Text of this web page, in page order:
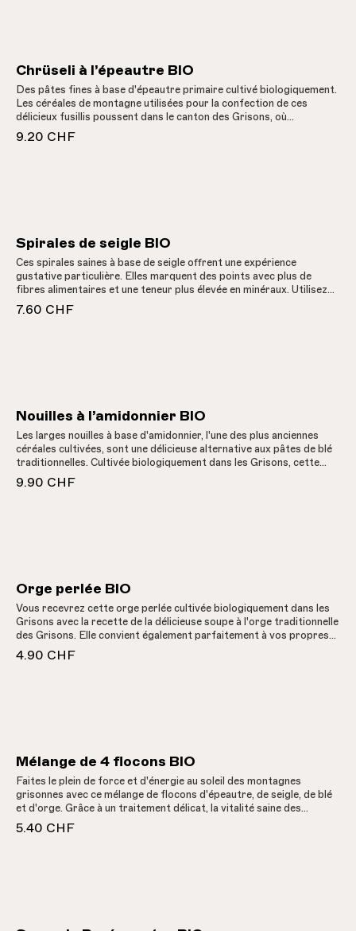
Chrüseli à l’épeautre BIO
Des pâtes fines à base d'épeautre primaire cultivé biologiquement.
Les céréales de montagne utilisées pour la confection de ces
délicieux fusillis poussent dans le canton des Grisons, où
l'ensoleillement est plus important et l'intensité du soleil plus forte.
Temps de cuisson : env. 6 minutes.
9.20 CHF
Spirales de seigle BIO
Ces spirales saines à base de seigle offrent une expérience
gustative particulière. Elles marquent des points avec plus de
fibres alimentaires et une teneur plus élevée en minéraux. Utilisez
ces pâtes à base de céréales de montagne bio des Grisons pour
des salades de pâtes rustiques, des ragoûts, des soufflés ou en
7.60 CHF
Nouilles à l’amidonnier BIO
Les larges nouilles à base d'amidonnier, l'une des plus anciennes
céréales cultivées, sont une délicieuse alternative aux pâtes de blé
traditionnelles. Cultivée biologiquement dans les Grisons, cette
céréale de montagne pousse lorsque le niveau d'ensoleillement et
l'intensité du rayonnement solaire sont plus élevés, ce qui lui
9.90 CHF
Orge perlée BIO
Vous recevrez cette orge perlée cultivée biologiquement dans les
Grisons avec la recette de la délicieuse soupe à l'orge traditionnelle
des Grisons. Elle convient également parfaitement à vos propres
créations. L'orge est une source précieuse de fibres alimentaires et
contient de la niacine, du phosphore et du zinc. Elle a un goût délicat
4.90 CHF
Mélange de 4 flocons BIO
Faites le plein de force et d'énergie au soleil des montagnes
grisonnes avec ce mélange de flocons d'épeautre, de seigle, de blé
et d'orge. Grâce à un traitement délicat, la vitalité saine des
céréales de montagne biologiques des Grisons est préservée.
5.40 CHF